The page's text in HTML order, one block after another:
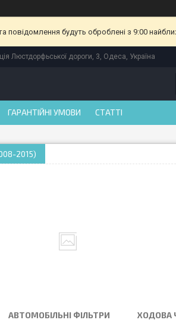
повідомлення будуть оброблені з 9:00
Люстдорфьської дороги, 3, Одеса, Україна
ГАРАНТІЙНІ УМОВИ СТАТТІ
2015)
АВТОМОБІЛЬНІ ФІЛЬТРИ ХОДОВА